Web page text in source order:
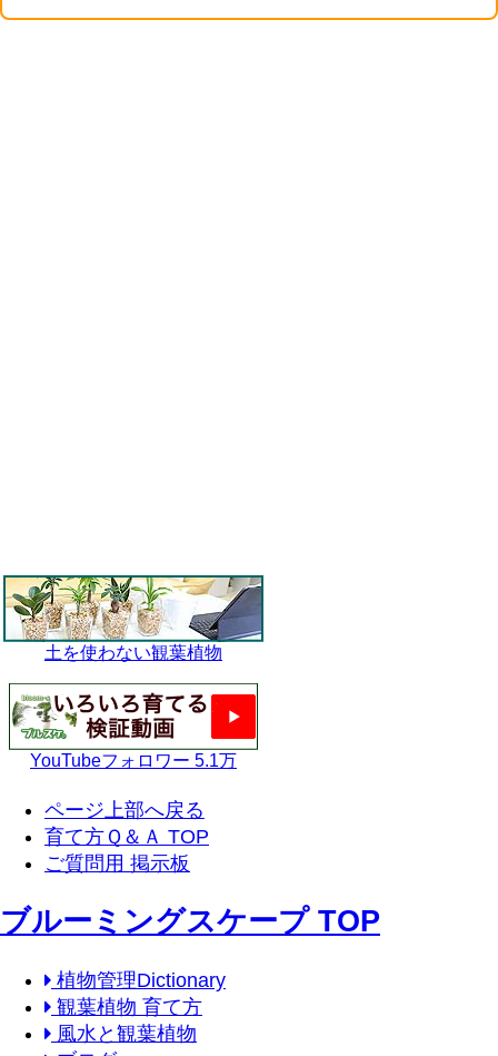
土を使わない観葉植物
YouTubeフォロワー 5.1万
ページ上部へ戻る
育て方Ｑ＆Ａ TOP
ご質問用 掲示板
ブルーミングスケープ TOP
植物管理Dictionary
観葉植物 育て方
風水と観葉植物